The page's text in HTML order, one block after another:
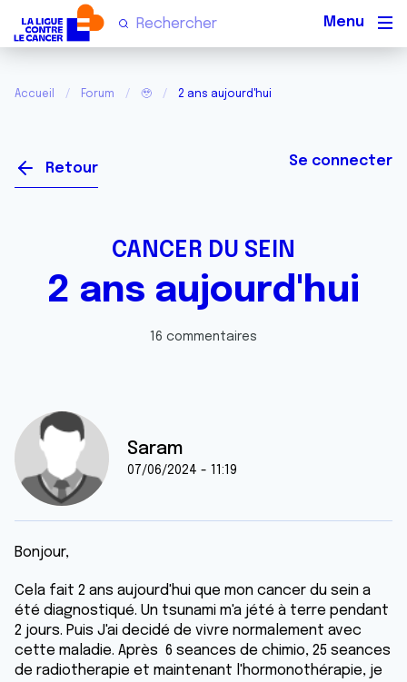
Accueil Forum 🥹 2 ans aujourd'hui
Retour Se connecter
CANCER DU SEIN
2 ans aujourd'hui
16 commentaires
Saram
07/06/2024 - 11:19
Bonjour,
Cela fait 2 ans aujourd'hui que mon cancer du sein a
été diagnostiqué. Un tsunami m'a jété à terre pendant
2 jours. Puis J'ai decidé de vivre normalement avec
cette maladie. Après 6 seances de chimio, 25 seances
de radiotherapie et maintenant l'hormonothérapie, je